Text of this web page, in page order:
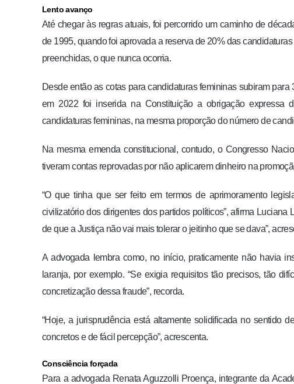
Lento avanço
Até chegar às regras atuais, foi percorrido um caminho de
de 1995, quando foi aprovada a reserva de 20% das
preenchidas, o que nunca ocorria.
Desde então as cotas para candidaturas femininas subiram
em 2022 foi inserida na Constituição a obrigação expressa
candidaturas femininas, na mesma proporção do número de
Na mesma emenda constitucional, contudo, o Congresso
tiveram contas reprovadas por não aplicarem dinheiro na
“O que tinha que ser feito em termos de aprimoramento
civilizatório dos dirigentes dos partidos políticos”, afirma
de que a Justiça não vai mais tolerar o jeitinho que se dava”,
A advogada lembra como, no início, praticamente não havia
laranja, por exemplo. “Se exigia requisitos tão precisos, tão
concretização dessa fraude”, recorda.
“Hoje, a jurisprudência está altamente solidificada no sentido
concretos e de fácil percepção”, acrescenta.
Consciência forçada
Para a advogada Renata Aguzzolli Proença, integrante da